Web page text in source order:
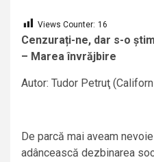
Views Counter: 16
Cenzurați-ne, dar s-o
– Marea învrăjbire
Autor: Tudor Petruţ
De parcă mai aveam
adâncească dezbinarea